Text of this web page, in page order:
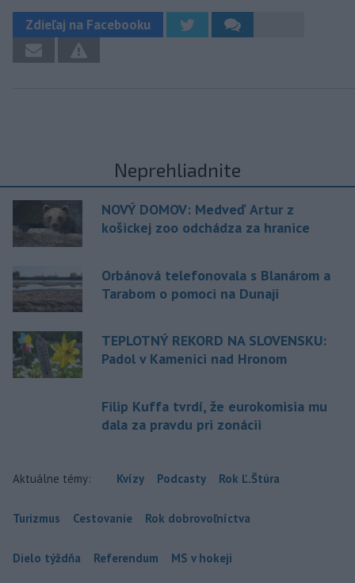
Zdieľaj na Facebooku
Neprehliadnite
NOVÝ DOMOV: Medveď Artur z
košickej zoo odchádza za hranice
Orbánová telefonovala s Blanárom a
Tarabom o pomoci na Dunaji
TEPLOTNÝ REKORD NA SLOVENSKU:
Padol v Kamenici nad Hronom
Filip Kuffa tvrdí, že eurokomisia mu
dala za pravdu pri zonácii
Aktuálne témy: Kvízy Podcasty Rok Ľ.Štúra
Turizmus Cestovanie Rok dobrovoľníctva
Dielo týždňa Referendum MS v hokeji